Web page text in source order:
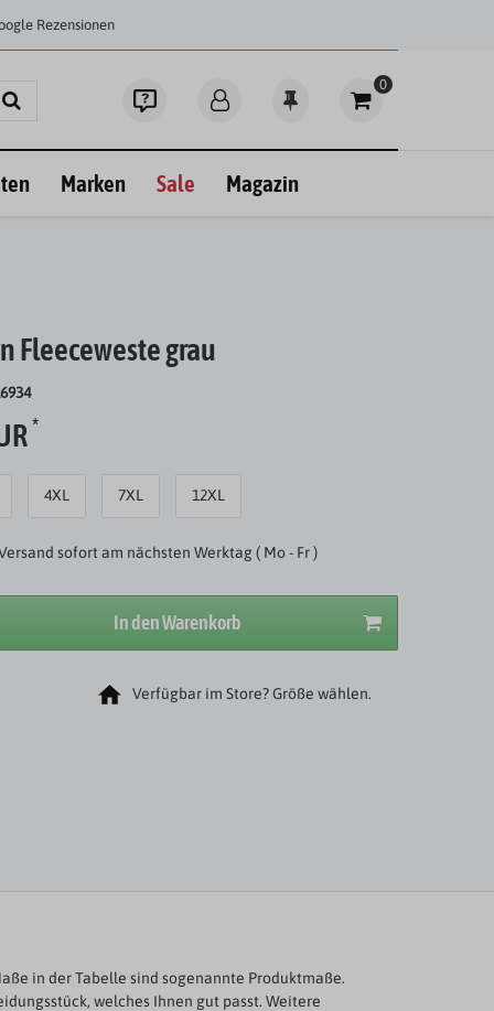
Rezensionen
0
Marken Sale Magazin
Fleeceweste grau
*
4XL 7XL 12XL
sofort am nächsten Werktag ( Mo - Fr )
In den Warenkorb
Verfügbar im Store? Größe wählen.
in der Tabelle sind sogenannte Produktmaße.
welches Ihnen gut passt. Weitere